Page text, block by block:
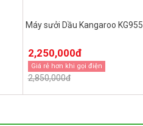
Máy sưởi Dầu Kangaroo KG955
2,250,000đ
Giá rẻ hơn khi gọi điện
2,850,000đ